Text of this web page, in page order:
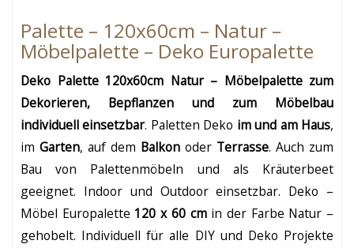
Palette – 120x60cm – Natur –
Möbelpalette – Deko Europalette
Deko Palette 120x60cm Natur – Möbelpalette zum
Dekorieren, Bepflanzen und zum Möbelbau
individuell einsetzbar. Paletten Deko im und am Haus,
im Garten, auf dem Balkon oder Terrasse. Auch zum
Bau von Palettenmöbeln und als Kräuterbeet
geeignet. Indoor und Outdoor einsetzbar. Deko –
Möbel Europalette 120 x 60 cmin der Farbe Natur –
gehobelt. Individuell für alle DIY und Deko Projekte